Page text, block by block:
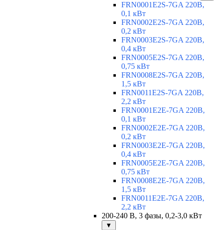
FRN0001E2S-7GA 220В,
0,1 кВт
FRN0002E2S-7GA 220В,
0,2 кВт
FRN0003E2S-7GA 220В,
0,4 кВт
FRN0005E2S-7GA 220В,
0,75 кВт
FRN0008E2S-7GA 220В,
1,5 кВт
FRN0011E2S-7GA 220В,
2,2 кВт
FRN0001E2E-7GA 220В,
0,1 кВт
FRN0002E2E-7GA 220В,
0,2 кВт
FRN0003E2E-7GA 220В,
0,4 кВт
FRN0005E2E-7GA 220В,
0,75 кВт
FRN0008E2E-7GA 220В,
1,5 кВт
FRN0011E2E-7GA 220В,
2,2 кВт
200-240 В, 3 фазы, 0,2-3,0 кВт
▼